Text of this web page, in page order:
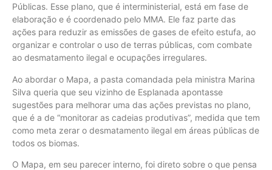
Públicas. Esse plano, que é interministerial, está em fase de
elaboração e é coordenado pelo MMA. Ele faz parte das
ações para reduzir as emissões de gases de efeito estufa, ao
organizar e controlar o uso de terras públicas, com combate
ao desmatamento ilegal e ocupações irregulares.
Ao abordar o Mapa, a pasta comandada pela ministra Marina
Silva queria que seu vizinho de Esplanada apontasse
sugestões para melhorar uma das ações previstas no plano,
que é a de “monitorar as cadeias produtivas”, medida que tem
como meta zerar o desmatamento ilegal em áreas públicas de
todos os biomas.
O Mapa, em seu parecer interno, foi direto sobre o que pensa